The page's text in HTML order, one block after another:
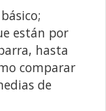
están por
hasta
comparar
de